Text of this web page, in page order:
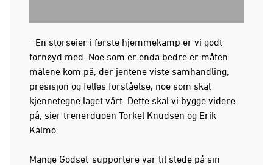
- En storseier i første hjemmekamp er vi godt
fornøyd med. Noe som er enda bedre er måten
målene kom på, der jentene viste samhandling,
presisjon og felles forståelse, noe som skal
kjennetegne laget vårt. Dette skal vi bygge videre
på, sier trenerduoen Torkel Knudsen og Erik
Kalmo.
Mange Godset-supportere var til stede på sin